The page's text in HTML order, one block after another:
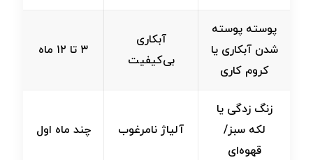
پوسته ‌پوسته
شدن آبکاری یا
کروم کاری
آبکاری
بی‌کیفیت
۳ تا ۱۲ ماه
زنگ‌ زدگی یا
لکه سبز/
قهوه‌ای
آلیاژ نامرغوب چند ماه اول